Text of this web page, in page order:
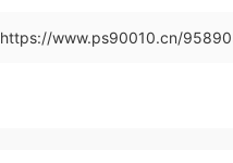
https://www.ps90010.cn/